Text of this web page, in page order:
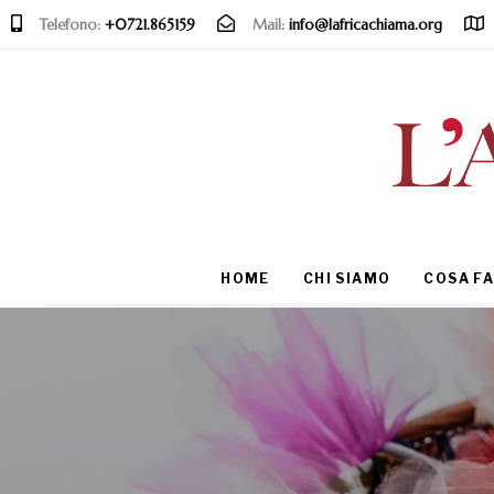
Telefono: +0721.865159 Mail: info@lafricachiama.org
HOME CHI SIAMO COSA